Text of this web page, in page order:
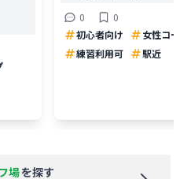
0
0
初心者向け
女性コ
練習利用可
駅近
場を探す